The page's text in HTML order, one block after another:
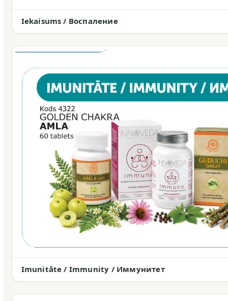
Iekaisums / Воспаление
Imunitāte / Immunity / Иммунитет